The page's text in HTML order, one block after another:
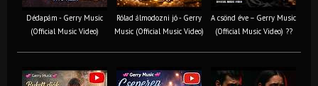
Dédapám - Gerry Music
(Official Music Video)
Rólad álmodozni jó - Gerry
Music (Official Music Video)
A csönd éve – Gerry Music
(Official Music Video) ??